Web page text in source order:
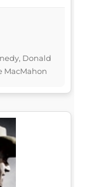
Donald
MacMahon